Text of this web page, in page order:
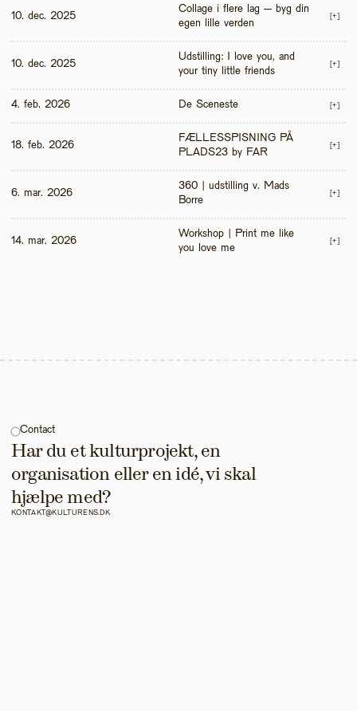
10. dec. 2025
Collage i flere lag – byg din
egen lille verden
[+]
10. dec. 2025
Udstilling: I love you, and
your tiny little friends
[+]
4. feb. 2026 De Sceneste [+]
18. feb. 2026
FÆLLESSPISNING PÅ
PLADS23 by FAR
[+]
6. mar. 2026
360 | udstilling v. Mads
Borre
[+]
14. mar. 2026
Workshop | Print me like
you love me
[+]
Contact
Har du et kulturprojekt, en
organisation eller en idé, vi skal
hjælpe med?
KONTAKT@KULTURENS.DK